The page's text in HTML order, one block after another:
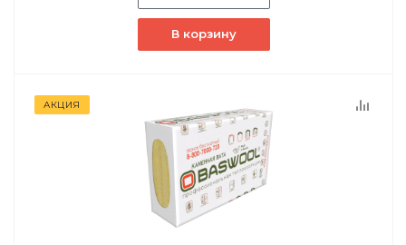
В корзину
АКЦИЯ